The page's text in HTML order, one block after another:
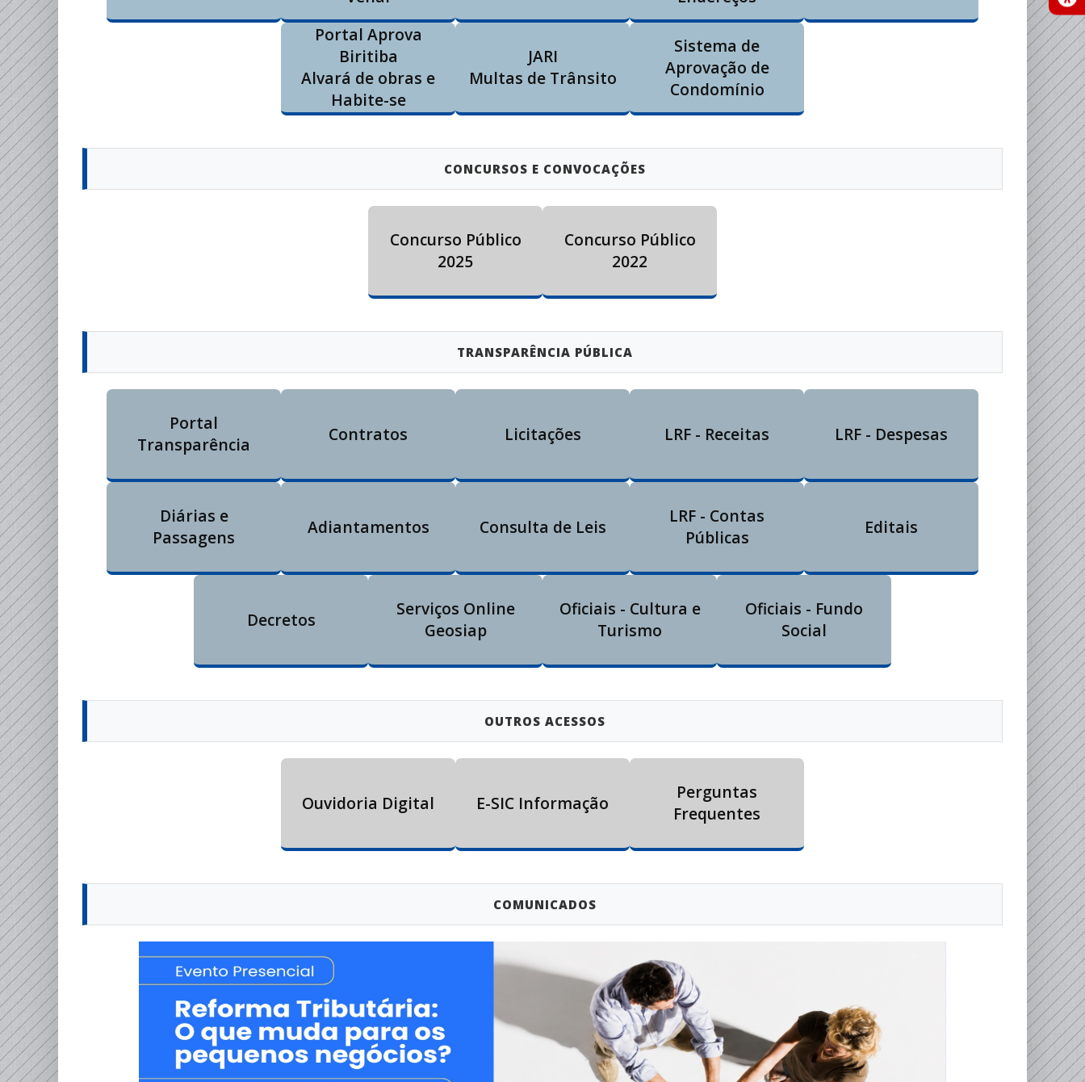
Portal Aprova
Biritiba
Alvará de obras e
Habite-se
JARI
Multas de Trânsito
Sistema de
Aprovação de
Condomínio
CONCURSOS E CONVOCAÇÕES
Concurso Público
2025
Concurso Público
2022
TRANSPARÊNCIA PÚBLICA
Portal
Transparência
Contratos Licitações LRF - Receitas LRF - Despesas
Diárias e
Passagens
Adiantamentos Consulta de Leis
LRF - Contas
Públicas
Editais
Decretos
Serviços Online
Geosiap
Oficiais - Cultura e
Turismo
Oficiais - Fundo
Social
OUTROS ACESSOS
Ouvidoria Digital E-SIC Informação
Perguntas
Frequentes
COMUNICADOS